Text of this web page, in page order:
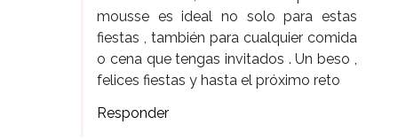
mousse es ideal no solo para estas
fiestas , también para cualquier comida
o cena que tengas invitados . Un beso ,
felices fiestas y hasta el próximo reto
Responder